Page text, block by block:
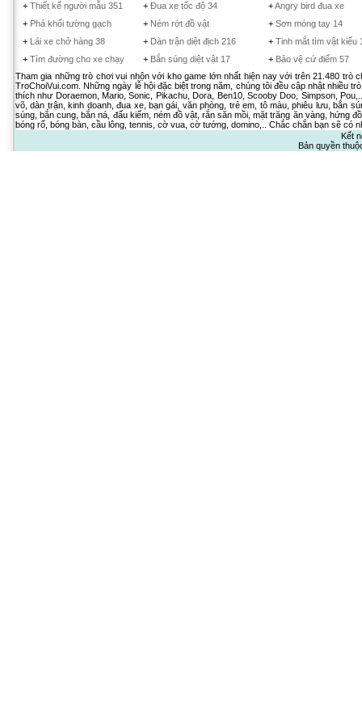
+ Thiết kế người mẫu 351 + Đua xe tốc độ 34 +Angry bird đua xe
+ Phá khối tường gạch + Ném rớt đồ vật + Sơn móng tay 14
+ Lái xe chở hàng 38 + Dàn trận diệt địch 216 + Tinh mắt tìm vật kiểu
+ Tìm đường cho xe chạy + Bắn súng diệt vật 17 + Bảo vệ cứ điểm 57
Tham gia những trò chơi vui nhộn với kho game lớn nhất hiện nay với trên 21.480
TroChoiVui.com. Những ngày lễ hội đặc biệt trong năm, chúng tôi đều cập nhật nhiều
thích như Doraemon, Mario, Sonic, Pikachu, Dora, Ben10, Scooby Doo, Simpson,
võ, dàn trận, kinh doanh, đua xe, bạn gái, văn phòng, trẻ em, tô màu, phiêu lưu, bắn
súng, bắn cung, bắn ná, đấu kiếm, ném đồ vật, rắn săn mồi, mặt trăng ăn vàng,
bóng rổ, bóng bàn, cầu lông, tennis, cờ vua, cờ tướng, domino,.. Chắc chắn bạn sẽ có
Kết
Bản quyền